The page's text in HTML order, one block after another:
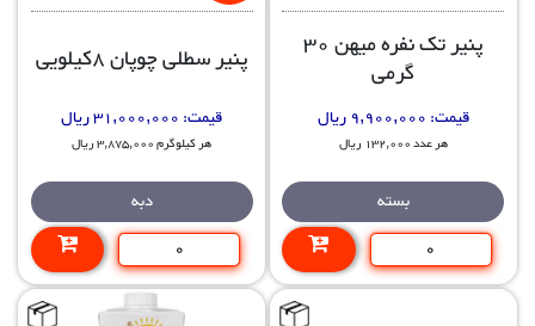
پنیر تک نفره میهن 30
گرمی
قیمت:
هر عدد 132,000 ریال
بسته
پنیر سطلی چوپان 8کیلویی
قیمت:
هر کیلوگرم 3,875,000 ریال
دبه